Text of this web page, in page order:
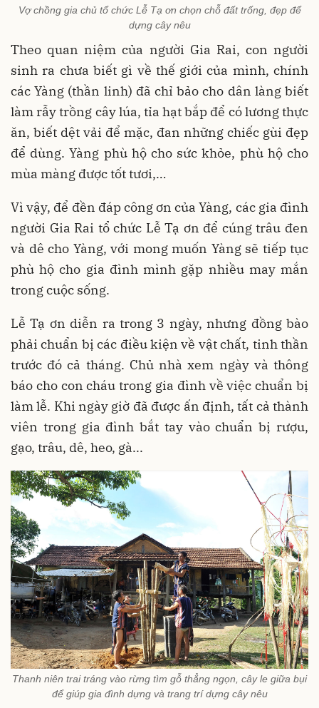
Vợ chồng gia chủ tổ chức Lễ Tạ ơn chọn chỗ đất trống, đẹp để
dựng cây nêu
Theo quan niệm của người Gia Rai, con người
sinh ra chưa biết gì về thế giới của mình, chính
các Yàng (thần linh) đã chỉ bảo cho dân làng biết
làm rẫy trồng cây lúa, tỉa hạt bắp để có lương thực
ăn, biết dệt vải để mặc, đan những chiếc gùi đẹp
để dùng. Yàng phù hộ cho sức khỏe, phù hộ cho
mùa màng được tốt tươi,…
Vì vậy, để đền đáp công ơn của Yàng, các gia đình
người Gia Rai tổ chức Lễ Tạ ơn để cúng trâu đen
và dê cho Yàng, với mong muốn Yàng sẽ tiếp tục
phù hộ cho gia đình mình gặp nhiều may mắn
trong cuộc sống.
Lễ Tạ ơn diễn ra trong 3 ngày, nhưng đồng bào
phải chuẩn bị các điều kiện về vật chất, tinh thần
trước đó cả tháng. Chủ nhà xem ngày và thông
báo cho con cháu trong gia đình về việc chuẩn bị
làm lễ. Khi ngày giờ đã được ấn định, tất cả thành
viên trong gia đình bắt tay vào chuẩn bị rượu,
gạo, trâu, dê, heo, gà...
Thanh niên trai tráng vào rừng tìm gỗ thẳng ngọn, cây le giữa bụi
để giúp gia đình dựng và trang trí dựng cây nêu